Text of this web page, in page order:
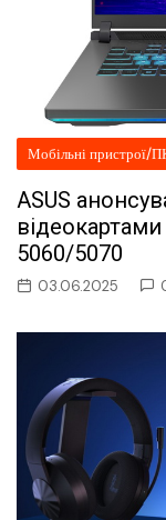
Мобільні пристрої/
ASUS
5060/5070
03.06.2025